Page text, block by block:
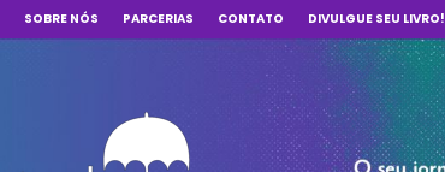
SOBRE NÓS PARCERIAS CONTATO DIVULGUE SEU LIVRO!